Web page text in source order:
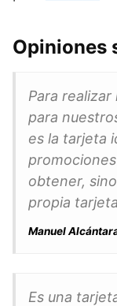
Opiniones
Para
para
es la tarjeta
obtener,
propia
Manuel
Es una